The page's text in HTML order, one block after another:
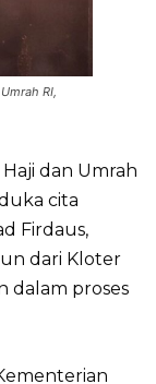
RI,
dan Umrah
cita
Firdaus,
dari Kloter
dalam proses